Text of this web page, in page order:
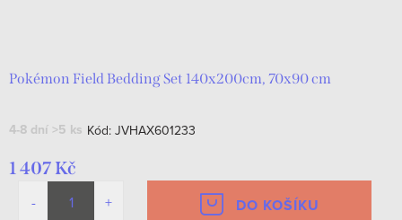
Pokémon Field Bedding Set 140x200cm, 70x90 cm
4-8 dní >5 ks Kód: JVHAX601233
1 407 Kč
DO KOŠÍKU